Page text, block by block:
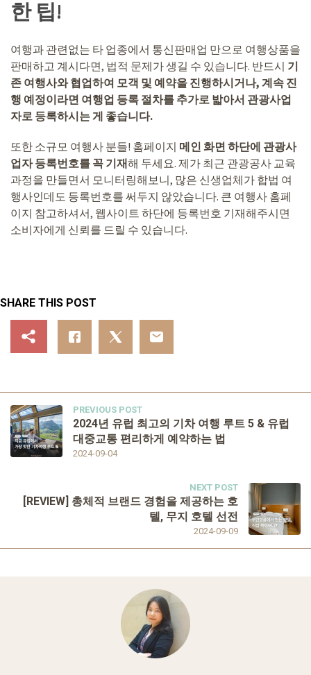
한 팁!
여행과 관련없는 타 업종에서 통신판매업 만으로 여행상품을
판매하고 계시다면, 법적 문제가 생길 수 있습니다. 반드시 기
존 여행사와 협업하여 모객 및 예약을 진행하시거나, 계속 진
행 예정이라면 여행업 등록 절차를 추가로 밟아서 관광사업
자로 등록하시는 게 좋습니다.
또한 소규모 여행사 분들! 홈페이지 메인 화면 하단에 관광사
업자 등록번호를 꼭 기재해 두세요. 제가 최근 관광공사 교육
과정을 만들면서 모니터링해보니, 많은 신생업체가 합법 여
행사인데도 등록번호를 써두지 않았습니다. 큰 여행사 홈페
이지 참고하셔서, 웹사이트 하단에 등록번호 기재해주시면
소비자에게 신뢰를 드릴 수 있습니다.
SHARE THIS POST
PREVIOUS POST
2024-09-04
2024년 유럽 최고의 기차 여행 루트 5 & 유럽
대중교통 편리하게 예약하는 법
NEXT POST
2024-09-09
[REVIEW] 총체적 브랜드 경험을 제공하는 호
텔, 무지 호텔 선전